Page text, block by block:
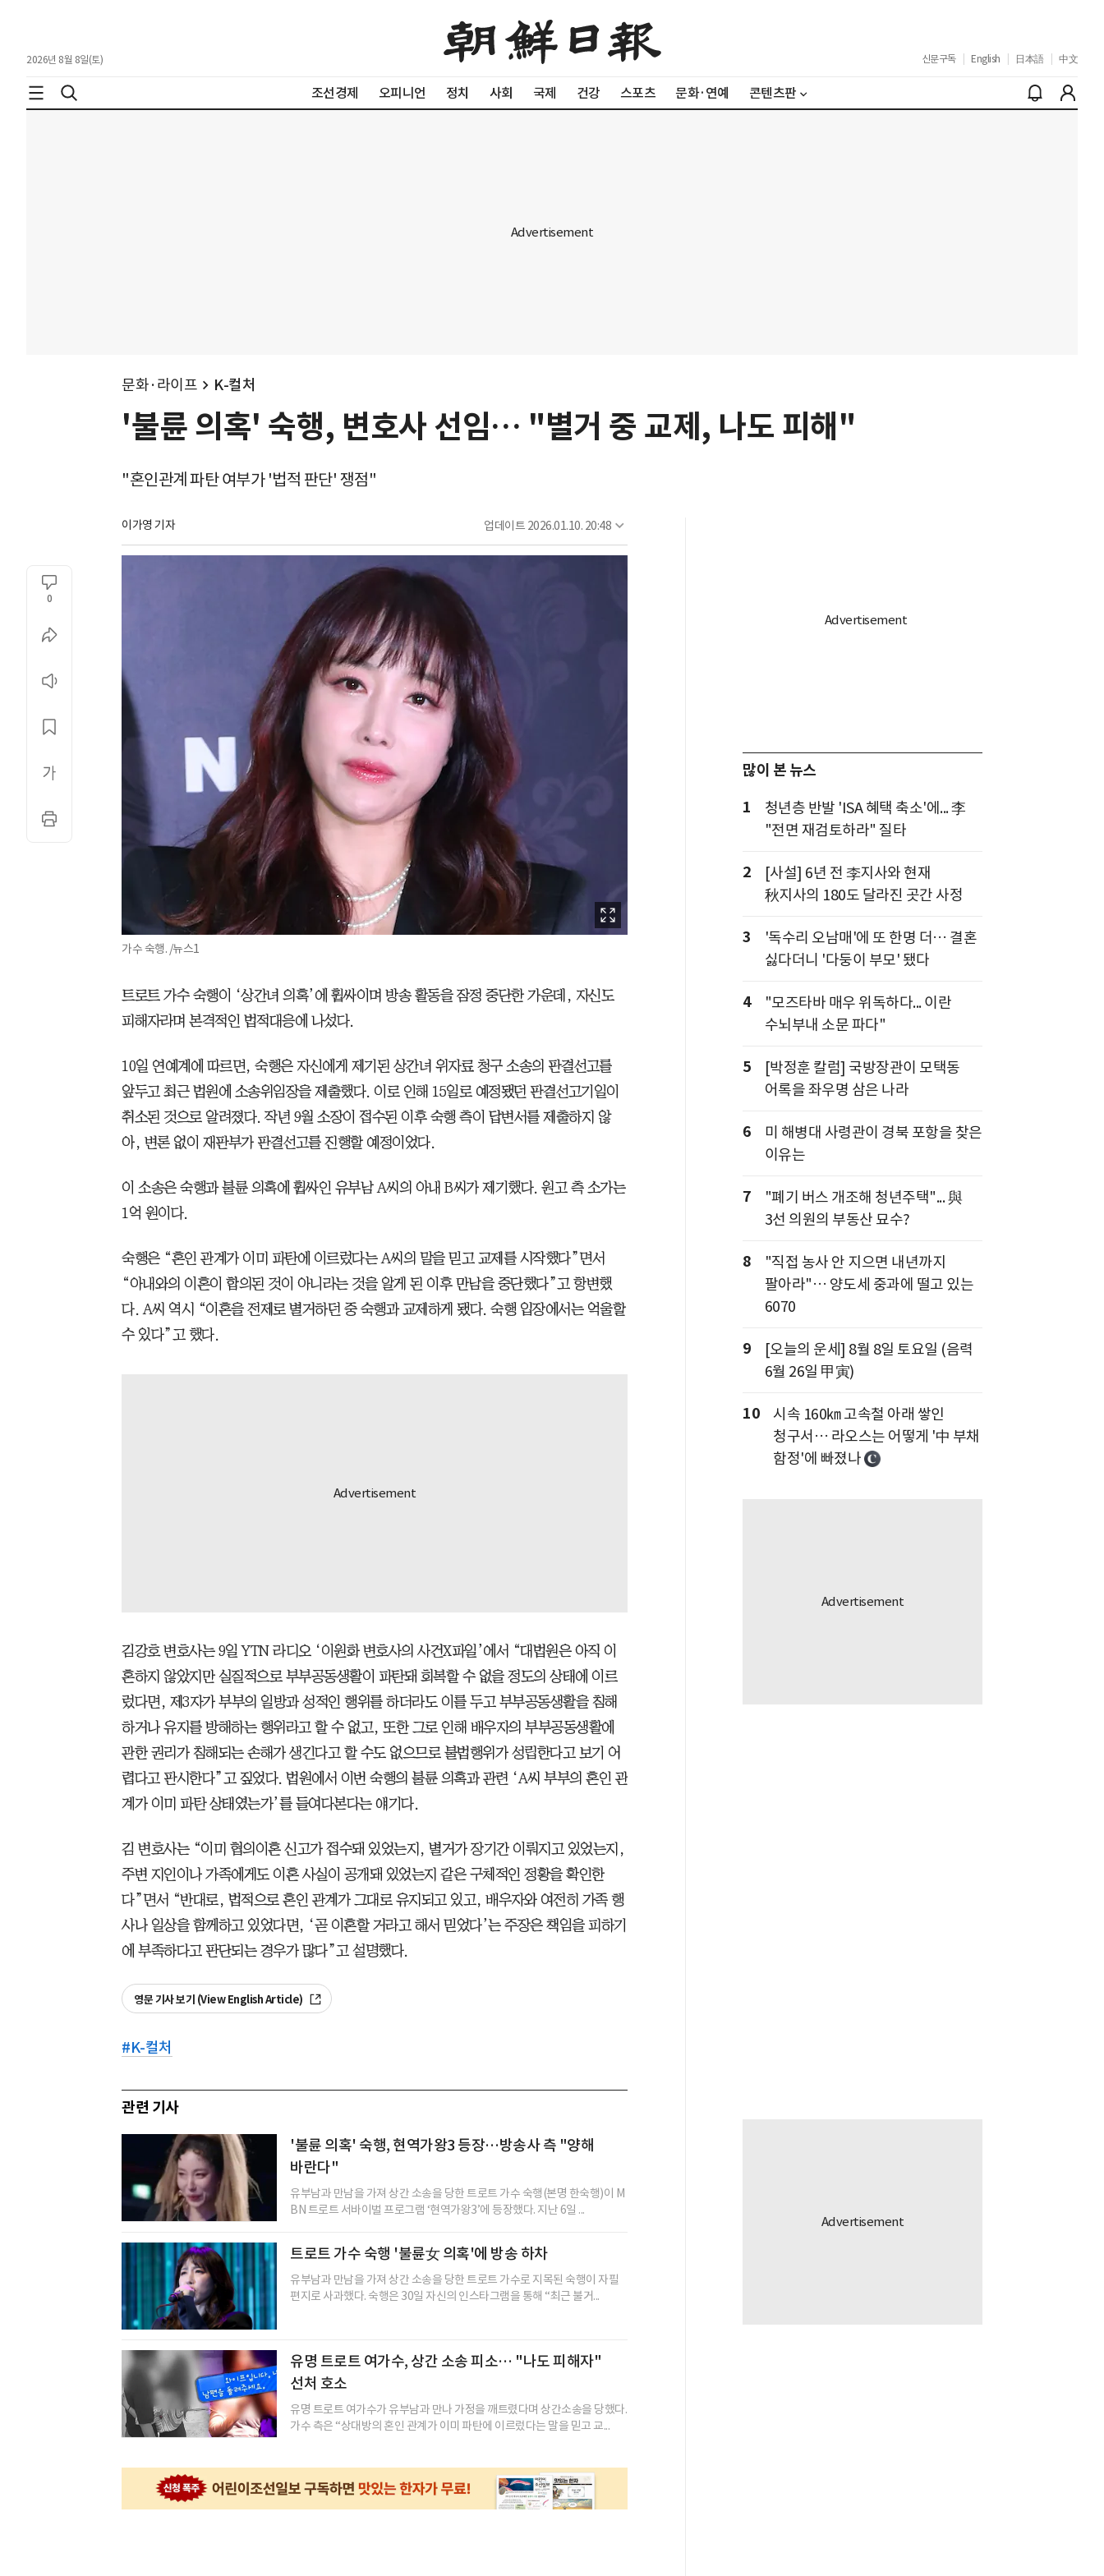
2026년 8월 8일(토) 신문구독 English 日本語 中文
조선경제 오피니언 정치 사회 국제 건강 스포츠 문화·연예 콘텐츠판
문화·라이프 K-컬처
'불륜 의혹' 숙행, 변호사 선임… "별거 중 교제, 나도 피해"
"혼인관계 파탄 여부가 '법적 판단' 쟁점"
이가영 기자 업데이트 2026.01.10. 20:48
0
가수 숙행. /뉴스1
트로트 가수 숙행이 ‘상간녀 의혹’에 휩싸이며 방송 활동을 잠정 중단한 가운데, 자신도
피해자라며 본격적인 법적대응에 나섰다.
10일 연예계에 따르면, 숙행은 자신에게 제기된 상간녀 위자료 청구 소송의 판결선고를
앞두고 최근 법원에 소송위임장을 제출했다. 이로 인해 15일로 예정됐던 판결선고기일이
취소된 것으로 알려졌다. 작년 9월 소장이 접수된 이후 숙행 측이 답변서를 제출하지 않
아, 변론 없이 재판부가 판결선고를 진행할 예정이었다.
이 소송은 숙행과 불륜 의혹에 휩싸인 유부남 A씨의 아내 B씨가 제기했다. 원고 측 소가는
1억 원이다.
숙행은 “혼인 관계가 이미 파탄에 이르렀다는 A씨의 말을 믿고 교제를 시작했다”면서
“아내와의 이혼이 합의된 것이 아니라는 것을 알게 된 이후 만남을 중단했다”고 항변했
다. A씨 역시 “이혼을 전제로 별거하던 중 숙행과 교제하게 됐다. 숙행 입장에서는 억울할
수 있다”고 했다.
김강호 변호사는 9일 YTN 라디오 ‘이원화 변호사의 사건X파일’에서 “대법원은 아직 이
혼하지 않았지만 실질적으로 부부공동생활이 파탄돼 회복할 수 없을 정도의 상태에 이르
렀다면, 제3자가 부부의 일방과 성적인 행위를 하더라도 이를 두고 부부공동생활을 침해
하거나 유지를 방해하는 행위라고 할 수 없고, 또한 그로 인해 배우자의 부부공동생활에
관한 권리가 침해되는 손해가 생긴다고 할 수도 없으므로 불법행위가 성립한다고 보기 어
렵다고 판시한다”고 짚었다. 법원에서 이번 숙행의 불륜 의혹과 관련 ‘A씨 부부의 혼인 관
계가 이미 파탄 상태였는가’를 들여다본다는 얘기다.
김 변호사는 “이미 협의이혼 신고가 접수돼 있었는지, 별거가 장기간 이뤄지고 있었는지,
주변 지인이나 가족에게도 이혼 사실이 공개돼 있었는지 같은 구체적인 정황을 확인한
다”면서 “반대로, 법적으로 혼인 관계가 그대로 유지되고 있고, 배우자와 여전히 가족 행
사나 일상을 함께하고 있었다면, ‘곧 이혼할 거라고 해서 믿었다’는 주장은 책임을 피하기
에 부족하다고 판단되는 경우가 많다”고 설명했다.
영문 기사 보기 (View English Article)
#K-컬처
관련 기사
'불륜 의혹' 숙행, 현역가왕3 등장…방송사 측 "양해
바란다"
유부남과 만남을 가져 상간 소송을 당한 트로트 가수 숙행(본명 한숙행)이 M
BN 트로트 서바이벌 프로그램 ‘현역가왕3’에 등장했다. 지난 6일 ...
트로트 가수 숙행 '불륜女 의혹'에 방송 하차
유부남과 만남을 가져 상간 소송을 당한 트로트 가수로 지목된 숙행이 자필
편지로 사과했다. 숙행은 30일 자신의 인스타그램을 통해 “최근 불거...
유명 트로트 여가수, 상간 소송 피소… "나도 피해자"
선처 호소
유명 트로트 여가수가 유부남과 만나 가정을 깨트렸다며 상간소송을 당했다.
가수 측은 “상대방의 혼인 관계가 이미 파탄에 이르렀다는 말을 믿고 교...
많이 본 뉴스
1
청년층 반발 'ISA 혜택 축소'에... 李
"전면 재검토하라" 질타
2
[사설] 6년 전 李지사와 현재
秋지사의 180도 달라진 곳간 사정
3
'독수리 오남매'에 또 한명 더… 결혼
싫다더니 '다둥이 부모' 됐다
4
"모즈타바 매우 위독하다... 이란
수뇌부내 소문 파다"
5
[박정훈 칼럼] 국방장관이 모택동
어록을 좌우명 삼은 나라
6
미 해병대 사령관이 경북 포항을 찾은
이유는
7
"폐기 버스 개조해 청년주택"... 與
3선 의원의 부동산 묘수?
8
"직접 농사 안 지으면 내년까지
팔아라"… 양도세 중과에 떨고 있는
6070
9
[오늘의 운세] 8월 8일 토요일 (음력
6월 26일 甲寅)
10
시속 160㎞ 고속철 아래 쌓인
청구서… 라오스는 어떻게 '中 부채
함정'에 빠졌나